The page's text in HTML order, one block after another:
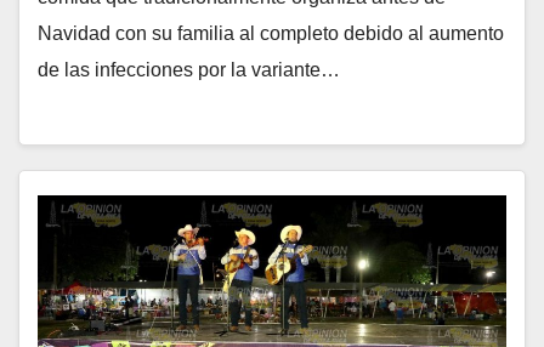
Navidad con su familia al completo debido al aumento
de las infecciones por la variante…